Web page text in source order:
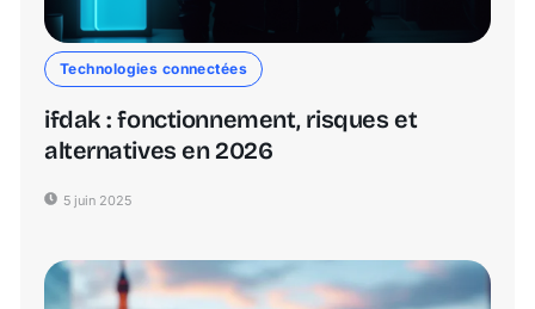
Technologies connectées
ifdak : fonctionnement, risques et
alternatives en 2026
5 juin 2025